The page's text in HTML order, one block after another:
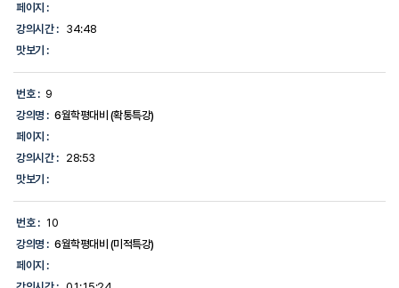
페이지 :
강의시간 :
34:48
맛보기 :
번호 : 9
강의명 : 6월학평대비 (확통특강)
페이지 :
강의시간 :
28:53
맛보기 :
번호 : 10
강의명 : 6월학평대비 (미적특강)
페이지 :